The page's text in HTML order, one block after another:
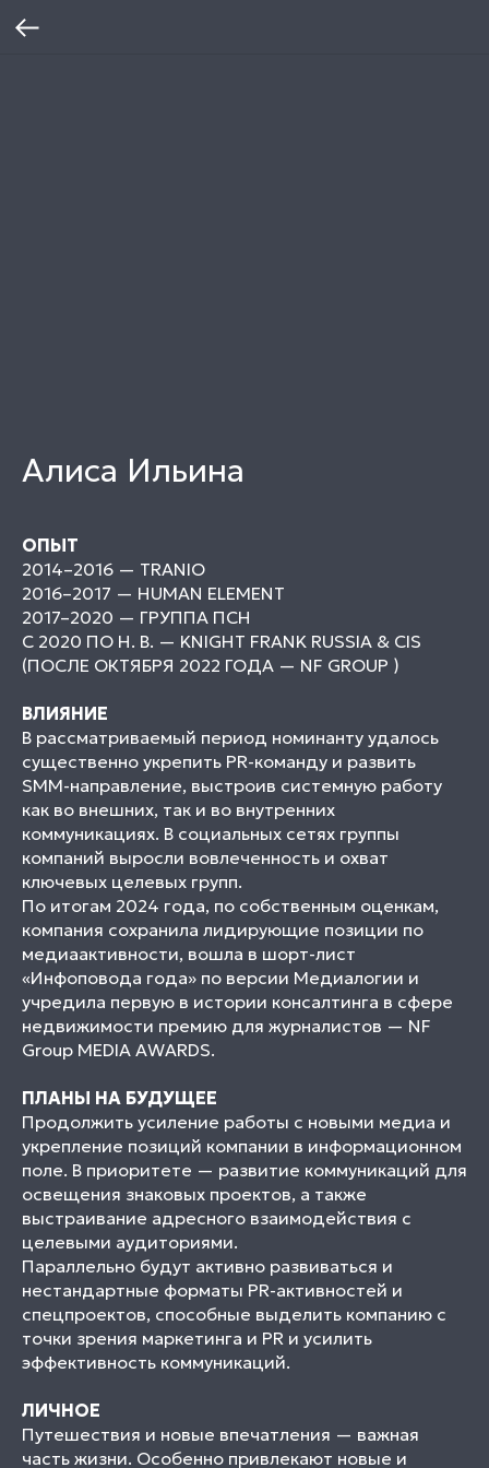
Алиса Ильина
ОПЫТ
2014–2016 — TRANIO
2016–2017 — HUMAN ELEMENT
2017–2020 — ГРУППА ПСН
С 2020 ПО Н. В. — KNIGHT FRANK RUSSIA & CIS
(ПОСЛЕ ОКТЯБРЯ 2022 ГОДА — NF GROUP )
ВЛИЯНИЕ
В рассматриваемый период номинанту удалось
существенно укрепить PR-команду и развить
SMM-направление, выстроив системную работу
как во внешних, так и во внутренних
коммуникациях. В социальных сетях группы
компаний выросли вовлеченность и охват
ключевых целевых групп.
По итогам 2024 года, по собственным оценкам,
компания сохранила лидирующие позиции по
медиаактивности, вошла в шорт-лист
«Инфоповода года» по версии Медиалогии и
учредила первую в истории консалтинга в сфере
недвижимости премию для журналистов — NF
Group MEDIA AWARDS.
ПЛАНЫ НА БУДУЩЕЕ
Продолжить усиление работы с новыми медиа и
укрепление позиций компании в информационном
поле. В приоритете — развитие коммуникаций для
освещения знаковых проектов, а также
выстраивание адресного взаимодействия с
целевыми аудиториями.
Параллельно будут активно развиваться и
нестандартные форматы PR-активностей и
спецпроектов, способные выделить компанию с
точки зрения маркетинга и PR и усилить
эффективность коммуникаций.
ЛИЧНОЕ
Путешествия и новые впечатления — важная
часть жизни. Особенно привлекают новые и